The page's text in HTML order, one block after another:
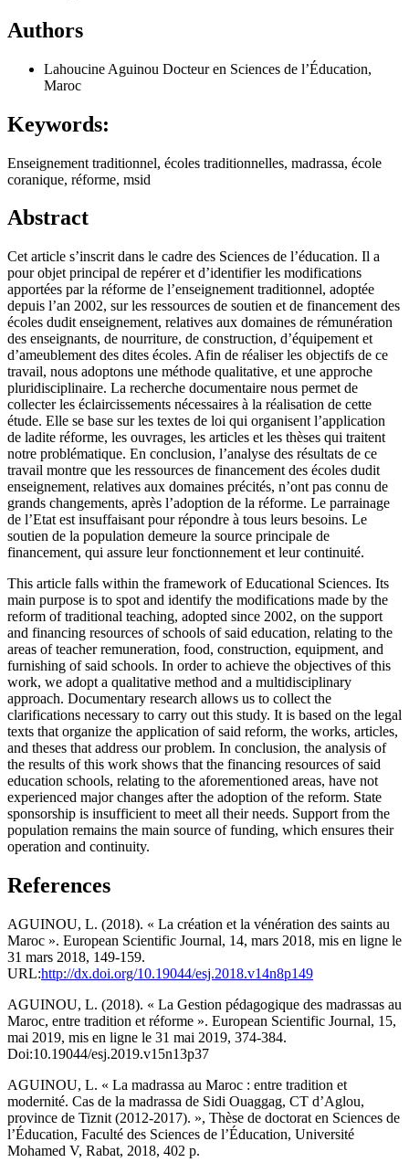
Authors
Lahoucine Aguinou Docteur en Sciences de l’Éducation,
Maroc
Keywords:
Enseignement traditionnel, écoles traditionnelles, madrassa, école
coranique, réforme, msid
Abstract
Cet article s’inscrit dans le cadre des Sciences de l’éducation. Il a
pour objet principal de repérer et d’identifier les modifications
apportées par la réforme de l’enseignement traditionnel, adoptée
depuis l’an 2002, sur les ressources de soutien et de financement des
écoles dudit enseignement, relatives aux domaines de rémunération
des enseignants, de nourriture, de construction, d’équipement et
d’ameublement des dites écoles. Afin de réaliser les objectifs de ce
travail, nous adoptons une méthode qualitative, et une approche
pluridisciplinaire. La recherche documentaire nous permet de
collecter les éclaircissements nécessaires à la réalisation de cette
étude. Elle se base sur les textes de loi qui organisent l’application
de ladite réforme, les ouvrages, les articles et les thèses qui traitent
notre problématique. En conclusion, l’analyse des résultats de ce
travail montre que les ressources de financement des écoles dudit
enseignement, relatives aux domaines précités, n’ont pas connu de
grands changements, après l’adoption de la réforme. Le parrainage
de l’Etat est insuffaisant pour répondre à tous leurs besoins. Le
soutien de la population demeure la source principale de
financement, qui assure leur fonctionnement et leur continuité.
This article falls within the framework of Educational Sciences. Its
main purpose is to spot and identify the modifications made by the
reform of traditional teaching, adopted since 2002, on the support
and financing resources of schools of said education, relating to the
areas of teacher remuneration, food, construction, equipment, and
furnishing of said schools. In order to achieve the objectives of this
work, we adopt a qualitative method and a multidisciplinary
approach. Documentary research allows us to collect the
clarifications necessary to carry out this study. It is based on the legal
texts that organize the application of said reform, the works, articles,
and theses that address our problem. In conclusion, the analysis of
the results of this work shows that the financing resources of said
education schools, relating to the aforementioned areas, have not
experienced major changes after the adoption of the reform. State
sponsorship is insufficient to meet all their needs. Support from the
population remains the main source of funding, which ensures their
operation and continuity.
References
AGUINOU, L. (2018). « La création et la vénération des saints au
Maroc ». European Scientific Journal, 14, mars 2018, mis en ligne le
31 mars 2018, 149-159.
URL:http://dx.doi.org/10.19044/esj.2018.v14n8p149
AGUINOU, L. (2018). « La Gestion pédagogique des madrassas au
Maroc, entre tradition et réforme ». European Scientific Journal, 15,
mai 2019, mis en ligne le 31 mai 2019, 374-384.
Doi:10.19044/esj.2019.v15n13p37
AGUINOU, L. « La madrassa au Maroc : entre tradition et
modernité. Cas de la madrassa de Sidi Ouaggag, CT d’Aglou,
province de Tiznit (2012-2017). », Thèse de doctorat en Sciences de
l’Éducation, Faculté des Sciences de l’Éducation, Université
Mohamed V, Rabat, 2018, 402 p.